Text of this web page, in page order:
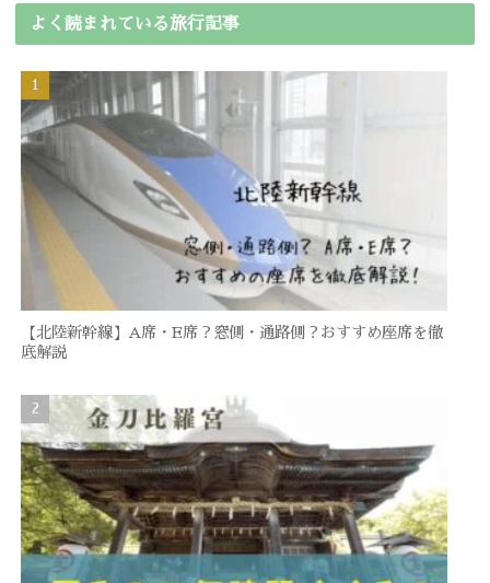
よく読まれている旅行記事
【北陸新幹線】A席・E席？窓側・通路側？おすすめ座席を徹
底解説